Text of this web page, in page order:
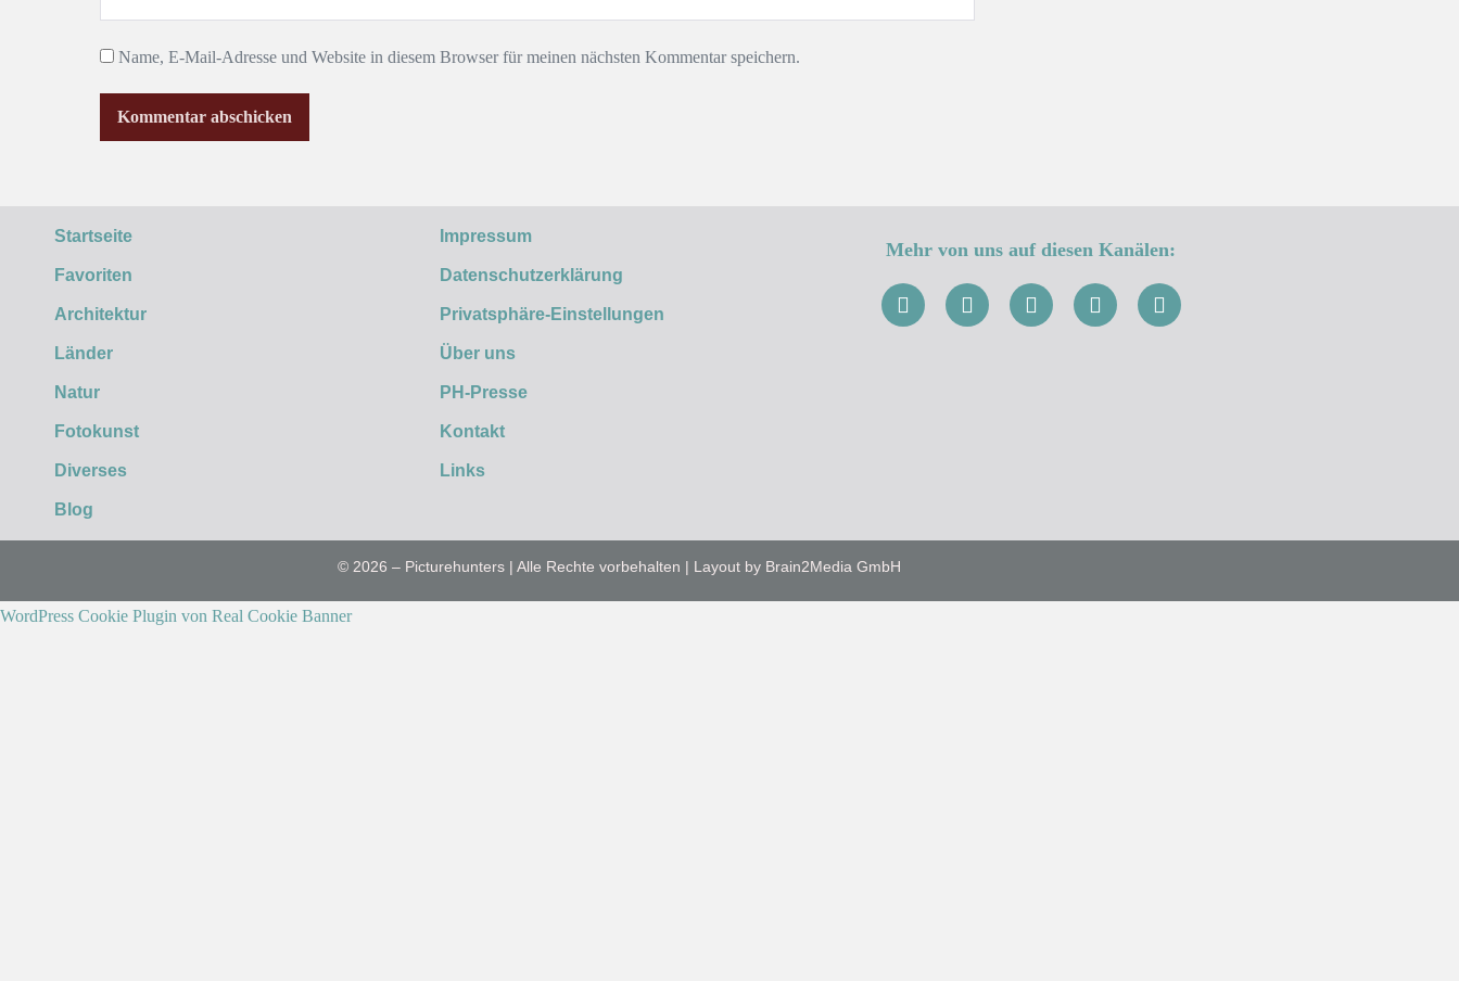
Name, E-Mail-Adresse und Website in diesem Browser für meinen nächsten Kommentar speichern.
Startseite
Favoriten
Architektur
Länder
Natur
Fotokunst
Diverses
Blog
Impressum
Datenschutzerklärung
Privatsphäre-Einstellungen
Über uns
PH-Presse
Kontakt
Links
Mehr von uns auf diesen Kanälen:
© 2026 – Picturehunters | Alle Rechte vorbehalten | Layout by Brain2Media GmbH
WordPress Cookie Plugin von Real Cookie Banner